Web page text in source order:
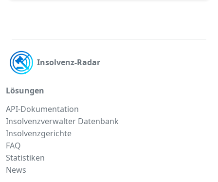
Insolvenz-Radar
Lösungen
API-Dokumentation
Insolvenzverwalter Datenbank
Insolvenzgerichte
FAQ
Statistiken
News